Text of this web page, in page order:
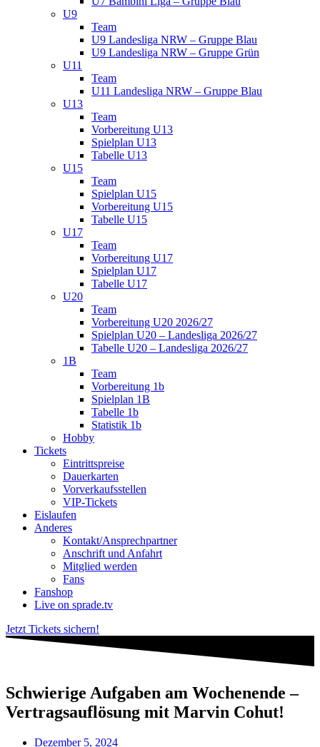
U9
Team
U9 Landesliga NRW – Gruppe Blau
U9 Landesliga NRW – Gruppe Grün
U11
Team
U11 Landesliga NRW – Gruppe Blau
U13
Team
Vorbereitung U13
Spielplan U13
Tabelle U13
U15
Team
Spielplan U15
Vorbereitung U15
Tabelle U15
U17
Team
Vorbereitung U17
Spielplan U17
Tabelle U17
U20
Team
Vorbereitung U20 2026/27
Spielplan U20 – Landesliga 2026/27
Tabelle U20 – Landesliga 2026/27
1B
Team
Vorbereitung 1b
Spielplan 1B
Tabelle 1b
Statistik 1b
Hobby
Tickets
Eintrittspreise
Dauerkarten
Vorverkaufsstellen
VIP-Tickets
Eislaufen
Anderes
Kontakt/Ansprechpartner
Anschrift und Anfahrt
Mitglied werden
Fans
Fanshop
Live on sprade.tv
Jetzt Tickets sichern!
Schwierige Aufgaben am Wochenende –
Vertragsauflösung mit Marvin Cohut!
Dezember 5, 2024